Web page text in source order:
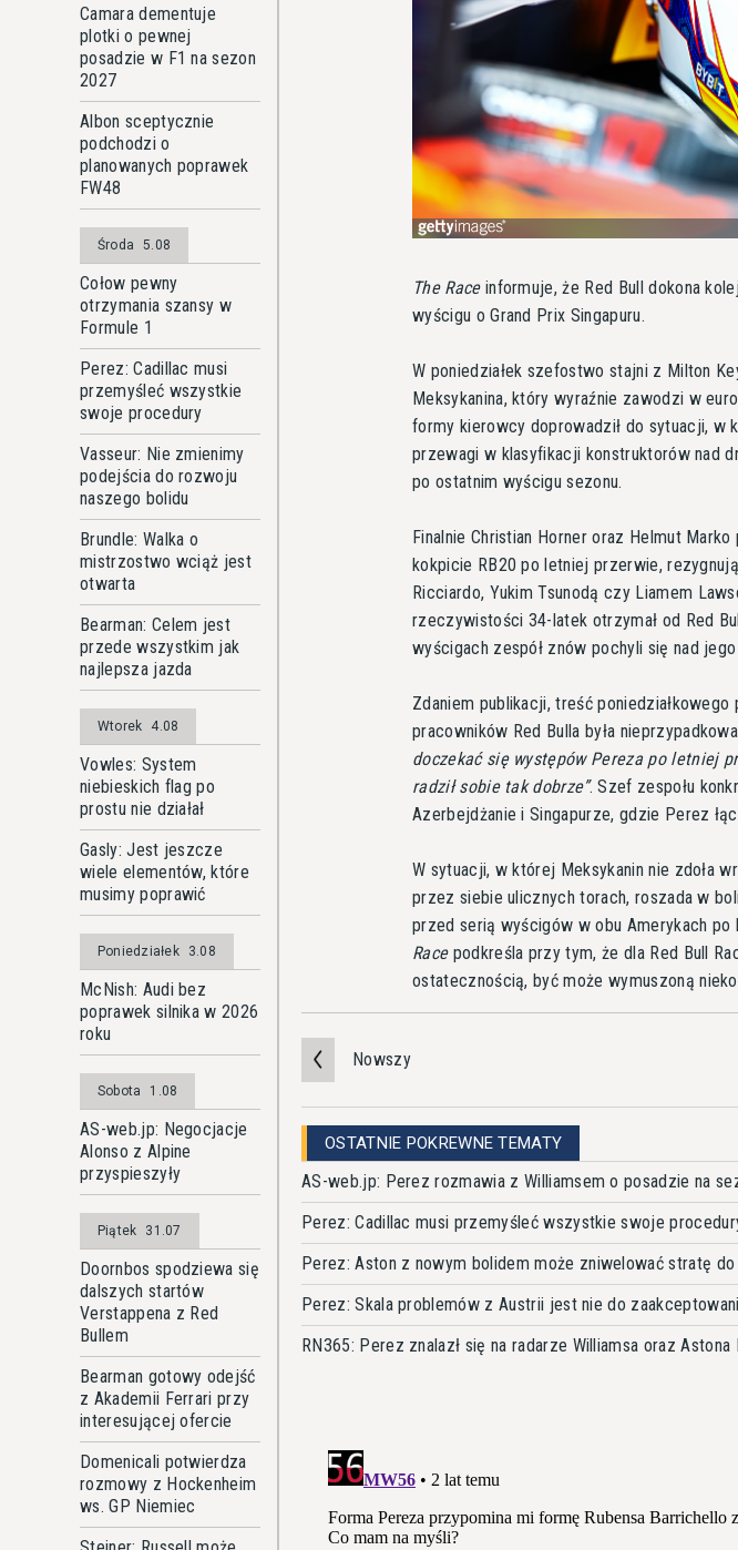
Camara dementuje
plotki o pewnej
posadzie w F1 na sezon
2027
Albon sceptycznie
podchodzi o
planowanych poprawek
FW48
Środa 5.08
Cołow pewny
otrzymania szansy w
Formule 1
Perez: Cadillac musi
przemyśleć wszystkie
swoje procedury
Vasseur: Nie zmienimy
podejścia do rozwoju
naszego bolidu
Brundle: Walka o
mistrzostwo wciąż jest
otwarta
Bearman: Celem jest
przede wszystkim jak
najlepsza jazda
Wtorek 4.08
Vowles: System
niebieskich flag po
prostu nie działał
Gasly: Jest jeszcze
wiele elementów, które
musimy poprawić
Poniedziałek 3.08
McNish: Audi bez
poprawek silnika w 2026
roku
Sobota 1.08
AS-web.jp: Negocjacje
Alonso z Alpine
przyspieszyły
Piątek 31.07
Doornbos spodziewa się
dalszych startów
Verstappena z Red
Bullem
Bearman gotowy odejść
z Akademii Ferrari przy
interesującej ofercie
Domenicali potwierdza
rozmowy z Hockenheim
ws. GP Niemiec
The Raceinformuje, że Red Bull dokona
wyścigu o Grand Prix Singapuru.
W poniedziałek szefostwo stajni z Milton
Meksykanina, który wyraźnie zawodzi w
formy kierowcy doprowadził do sytuacji, w
przewagi w klasyfikacji konstruktorów nad
po ostatnim wyścigu sezonu.
Finalnie Christian Horner oraz Helmut
kokpicie RB20 po letniej przerwie,
Ricciardo, Yukim Tsunodą czy Liamem
rzeczywistości 34-latek otrzymał od Red
wyścigach zespół znów pochyli się nad
Zdaniem publikacji, treść
pracowników Red Bulla była
doczekać się występów Pereza po letniej
radził sobie tak dobrze . Szef zespołu
Azerbejdżanie i Singapurze, gdzie Perez
W sytuacji, w której Meksykanin nie zdoła
przez siebie ulicznych torach, roszada w
przed serią wyścigów w obu Amerykach
Racepodkreśla przy tym, że dla Red Bull
ostatecznością, być może wymuszoną
Nowszy
OSTATNIE POKREWNE TEMATY
AS-web.jp: Perez rozmawia z Williamsem o posadzie na
Perez: Cadillac musi przemyśleć wszystkie swoje
Perez: Aston z nowym bolidem może zniwelować stratę do
Perez: Skala problemów z Austrii jest nie do
RN365: Perez znalazł się na radarze Williamsa oraz Astona